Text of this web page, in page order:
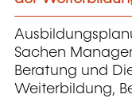
Sachen
Beratung und
Weiterbildung,